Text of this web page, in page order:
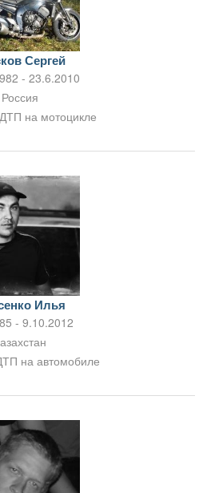
Сергей
- 23.6.2010
Россия
на мотоцикле
Илья
- 9.10.2012
на автомобиле